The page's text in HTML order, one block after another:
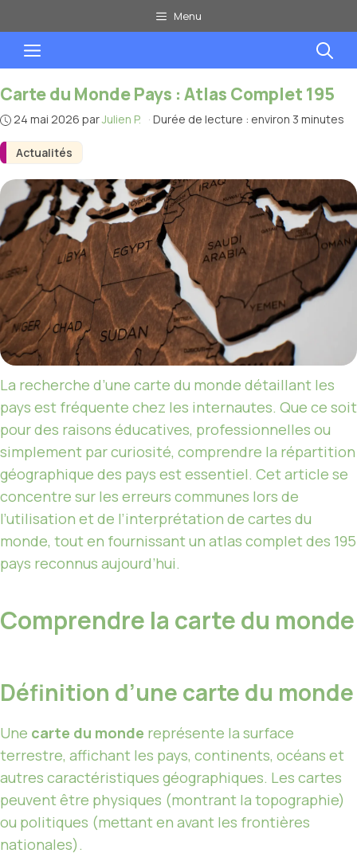
au
contenu
Menu
Menu
Actualités
Carte du Monde Pays : Atlas Complet 195
24 mai 2026 parJulien P. · Durée de lecture : environ 3 minutes
La recherche d’une carte du monde détaillant les
pays est fréquente chez les internautes. Que ce soit
pour des raisons éducatives, professionnelles ou
simplement par curiosité, comprendre la répartition
géographique des pays est essentiel. Cet article se
concentre sur les erreurs communes lors de
l’utilisation et de l’interprétation de cartes du
monde, tout en fournissant un atlas complet des 195
pays reconnus aujourd’hui.
Comprendre la carte du monde
Définition d’une carte du monde
Une carte du monde représente la surface
terrestre, affichant les pays, continents, océans et
autres caractéristiques géographiques. Les cartes
peuvent être physiques (montrant la topographie)
ou politiques (mettant en avant les frontières
nationales).